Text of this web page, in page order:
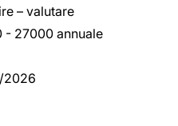
– valutare
- 27000 annuale
2026